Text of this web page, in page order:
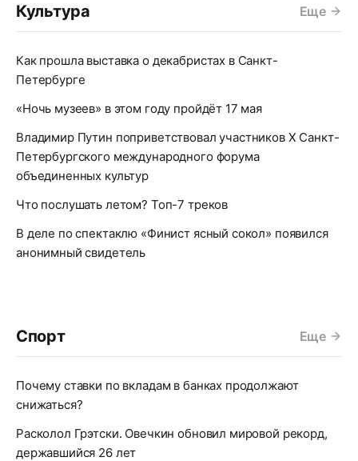
Культура Еще
Как прошла выставка о декабристах в Санкт-
Петербурге
«Ночь музеев» в этом году пройдёт 17 мая
Владимир Путин поприветствовал участников Х Санкт-
Петербургского международного форума
объединенных культур
Что послушать летом? Топ-7 треков
В деле по спектаклю «Финист ясный сокол» появился
анонимный свидетель
Спорт Еще
Почему ставки по вкладам в банках продолжают
снижаться?
Расколол Грэтски. Овечкин обновил мировой рекорд,
державшийся 26 лет